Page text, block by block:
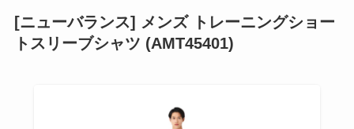
[ニューバランス] メンズ トレーニングショー
トスリーブシャツ (AMT45401)